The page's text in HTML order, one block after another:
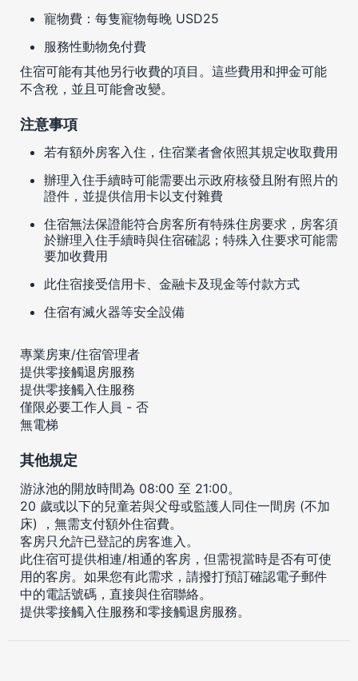
寵物費：每隻寵物每晚 USD25
服務性動物免付費
住宿可能有其他另行收費的項目。這些費用和押金可能
不含稅，並且可能會改變。
注意事項
若有額外房客入住，住宿業者會依照其規定收取費用
辦理入住手續時可能需要出示政府核發且附有照片的
證件，並提供信用卡以支付雜費
住宿無法保證能符合房客所有特殊住房要求，房客須
於辦理入住手續時與住宿確認；特殊入住要求可能需
要加收費用
此住宿接受信用卡、金融卡及現金等付款方式
住宿有滅火器等安全設備
專業房東/住宿管理者
提供零接觸退房服務
提供零接觸入住服務
僅限必要工作人員 - 否
無電梯
其他規定
游泳池的開放時間為 08:00 至 21:00。
20 歲或以下的兒童若與父母或監護人同住一間房 (不加
床) ，無需支付額外住宿費。
客房只允許已登記的房客進入。
此住宿可提供相連/相通的客房，但需視當時是否有可使
用的客房。如果您有此需求，請撥打預訂確認電子郵件
中的電話號碼，直接與住宿聯絡。
提供零接觸入住服務和零接觸退房服務。